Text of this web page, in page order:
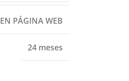
EN PÁGINA WEB
24 meses